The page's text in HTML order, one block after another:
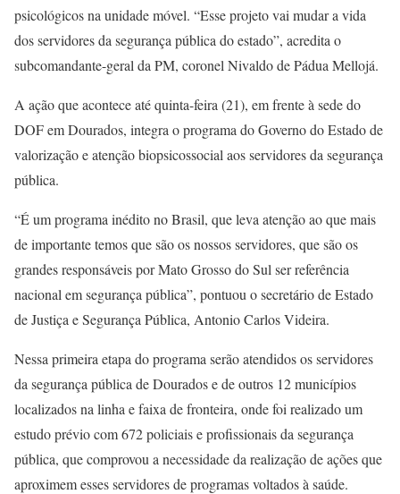
psicológicos na unidade móvel. “Esse projeto vai mudar a vida
dos servidores da segurança pública do estado”, acredita o
subcomandante-geral da PM, coronel Nivaldo de Pádua Mellojá.
A ação que acontece até quinta-feira (21), em frente à sede do
DOF em Dourados, integra o programa do Governo do Estado de
valorização e atenção biopsicossocial aos servidores da segurança
pública.
“É um programa inédito no Brasil, que leva atenção ao que mais
de importante temos que são os nossos servidores, que são os
grandes responsáveis por Mato Grosso do Sul ser referência
nacional em segurança pública”, pontuou o secretário de Estado
de Justiça e Segurança Pública, Antonio Carlos Videira.
Nessa primeira etapa do programa serão atendidos os servidores
da segurança pública de Dourados e de outros 12 municípios
localizados na linha e faixa de fronteira, onde foi realizado um
estudo prévio com 672 policiais e profissionais da segurança
pública, que comprovou a necessidade da realização de ações que
aproximem esses servidores de programas voltados à saúde.